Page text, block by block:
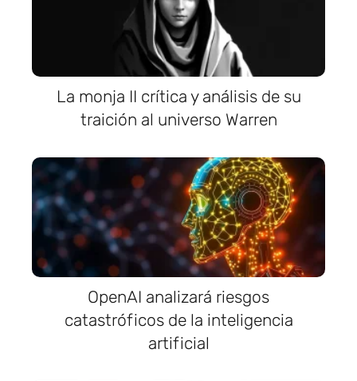
La monja II crítica y análisis de su
traición al universo Warren
OpenAI analizará riesgos
catastróficos de la inteligencia
artificial